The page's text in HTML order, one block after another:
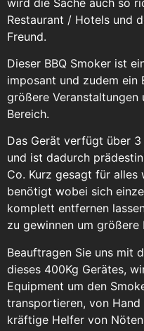
Restaurant / Hotels und
Freund.
Dieser BBQ Smoker ist
imposant und zudem ein
größere Veranstaltungen
Bereich.
Das Gerät verfügt über
und ist dadurch
Co. Kurz gesagt für
benötigt wobei sich
komplett entfernen
zu gewinnen um
Beauftragen Sie uns mit
dieses 400Kg Gerätes,
Equipment um den
transportieren, von
kräftige Helfer von